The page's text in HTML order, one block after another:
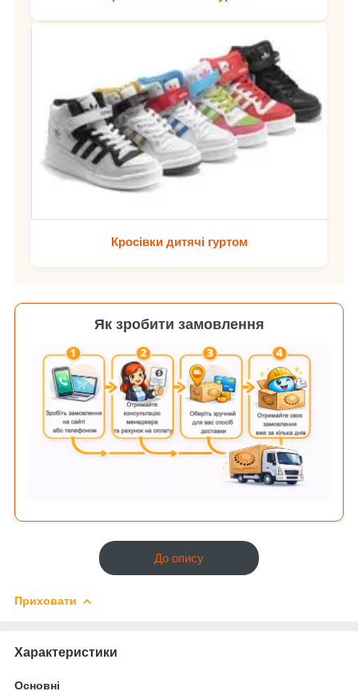
Кросівки дитячі гуртом
Як зробити замовлення
До опису
Приховати
Характеристики
Основні